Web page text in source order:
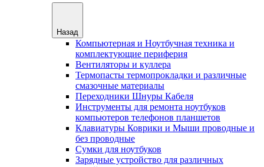
Назад
Компьютерная и Ноутбучная техника и
комплектующие периферия
Вентиляторы и куллера
Термопасты термопрокладки и различные
смазочные материалы
Переходники Шнуры Кабеля
Инструменты для ремонта ноутбуков
компьютеров телефонов планшетов
Клавиатуры Коврики и Мыши проводные и
без проводные
Сумки для ноутбуков
Зарядные устройство для различных